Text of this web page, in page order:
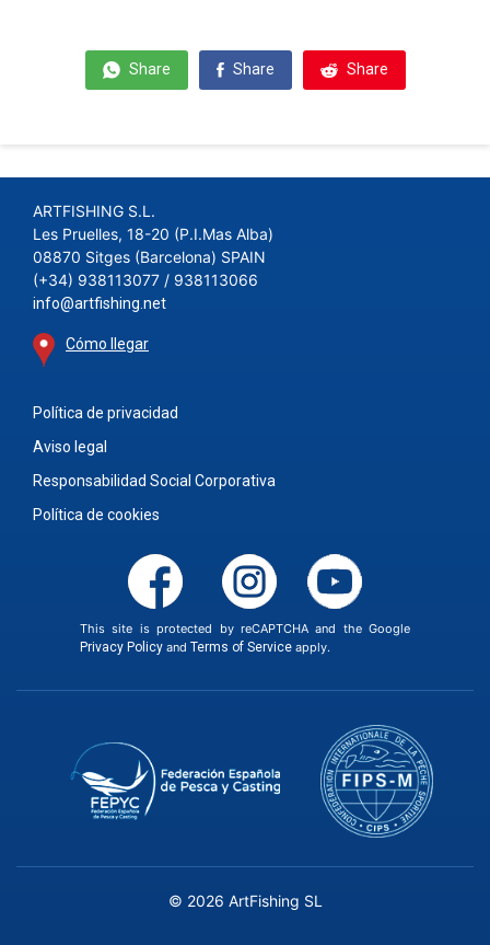
Share Share Share
ARTFISHING S.L.
Les Pruelles, 18-20 (P.I.Mas Alba)
08870 Sitges (Barcelona) SPAIN
(+34) 938113077 / 938113066
info@artfishing.net
Cómo llegar
Política de privacidad
Aviso legal
Responsabilidad Social Corporativa
Política de cookies
This site is protected by reCAPTCHA and the Google
Privacy Policyand Terms of Serviceapply.
© 2026 ArtFishing SL